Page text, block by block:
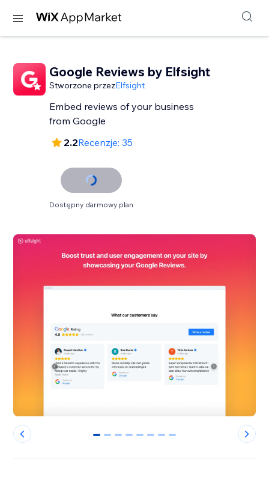
Google Reviews by Elfsight
Stworzone przezElfsight
Embed reviews of your business
from Google
2.2Recenzje: 35
Dostępny darmowy plan
0 1 2 3 4 5 6 7